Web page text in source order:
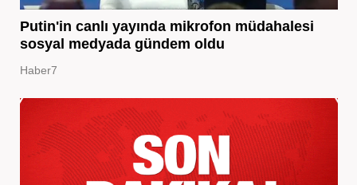
Putin'in canlı yayında mikrofon müdahalesi
sosyal medyada gündem oldu
Haber7